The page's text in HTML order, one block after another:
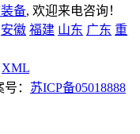
备, 欢迎来电咨询！
安徽 福建 山东 广东 重
XML
： 苏ICP备05018888